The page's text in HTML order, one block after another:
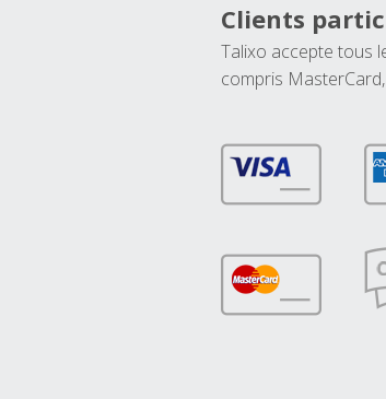
Clients
Talixo accepte tous
compris